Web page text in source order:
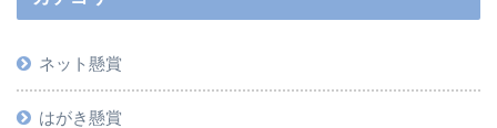
ネット懸賞
はがき懸賞